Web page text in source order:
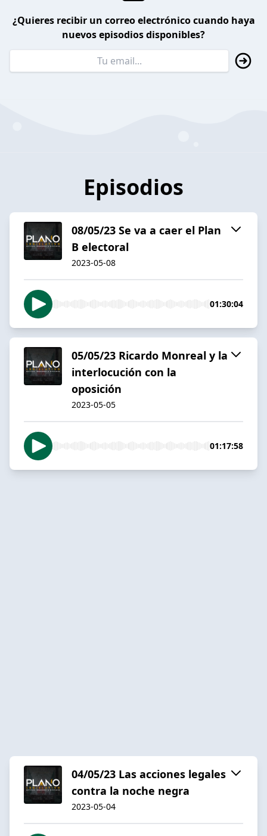
¿Quieres recibir un correo electrónico cuando haya
nuevos episodios disponibles?
Episodios
08/05/23 Se va a caer el Plan
B electoral
2023-05-08
01:30:04
05/05/23 Ricardo Monreal y la
interlocución con la
oposición
2023-05-05
01:17:58
04/05/23 Las acciones legales
contra la noche negra
2023-05-04